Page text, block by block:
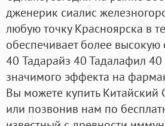
дженерик сиалис
любую точку Красноярска в
обеспечивает более высокую
40 Тадарайз 40 Тадалафил
значимого эффекта на
Вы можете купить Китайский
или позвонив нам по